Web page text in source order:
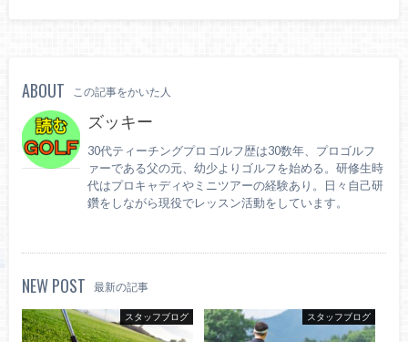
ABOUT この記事をかいた人
ズッキー
30代ティーチングプロ ゴルフ歴は30数年、プロゴルフ
ァーである父の元、幼少よりゴルフを始める。研修生時
代はプロキャディやミニツアーの経験あり。日々自己研
鑽をしながら現役でレッスン活動をしています。
NEW POST 最新の記事
スタッフブログ スタッフブログ